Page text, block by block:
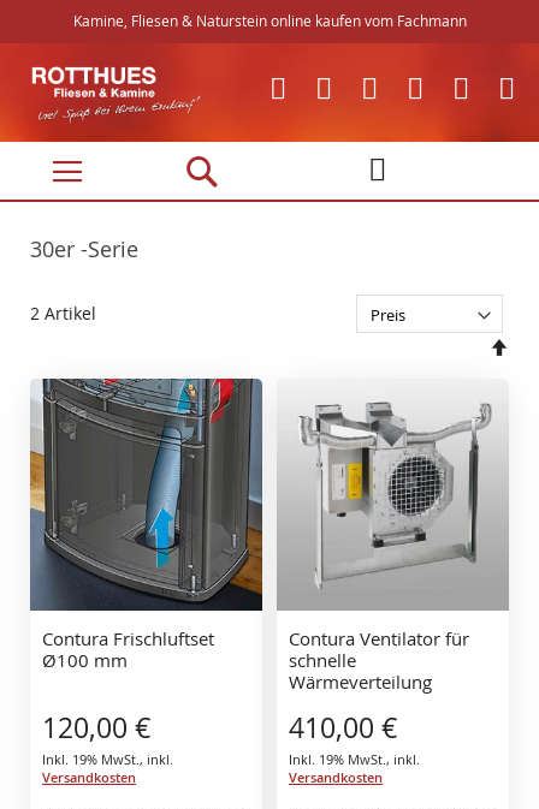
Kamine, Fliesen & Naturstein online kaufen vom Fachmann
Direkt
zum
Inhalt
30er -Serie
2 Artikel
Contura Frischluftset
Ø100 mm
120,00 €
Inkl. 19% MwSt. , inkl.
Versandkosten
Contura Ventilator für
schnelle
Wärmeverteilung
410,00 €
Inkl. 19% MwSt. , inkl.
Versandkosten